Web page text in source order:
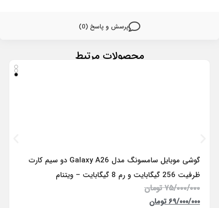
پرسش و پاسخ (0)
محصولات مرتبط
گوشی موبایل سامسونگ مدل Galaxy A26 دو سیم کارت
ظرفیت 256 گیگابایت و رم 8 گیگابایت – ویتنام
۷۵/۰۰۰/۰۰۰ تومان
۶۹/۰۰۰/۰۰۰ تومان